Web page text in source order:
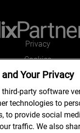
Privacy
Cookies
Legal and Regulatory
Accessibility
Kontakt
Your Privacy
third-party software
technologies to
to provide social
traffic. We also